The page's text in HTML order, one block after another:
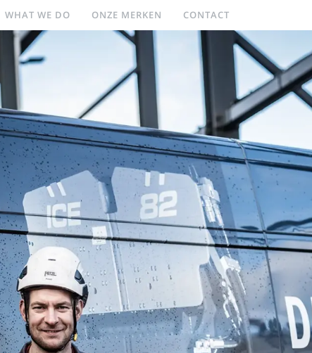
WHAT WE DO ONZE MERKEN CONTACT